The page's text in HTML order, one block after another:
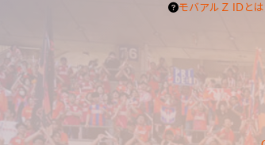
モバアルＺ IDとは